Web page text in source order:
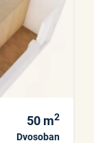
50 m2
Dvosoban